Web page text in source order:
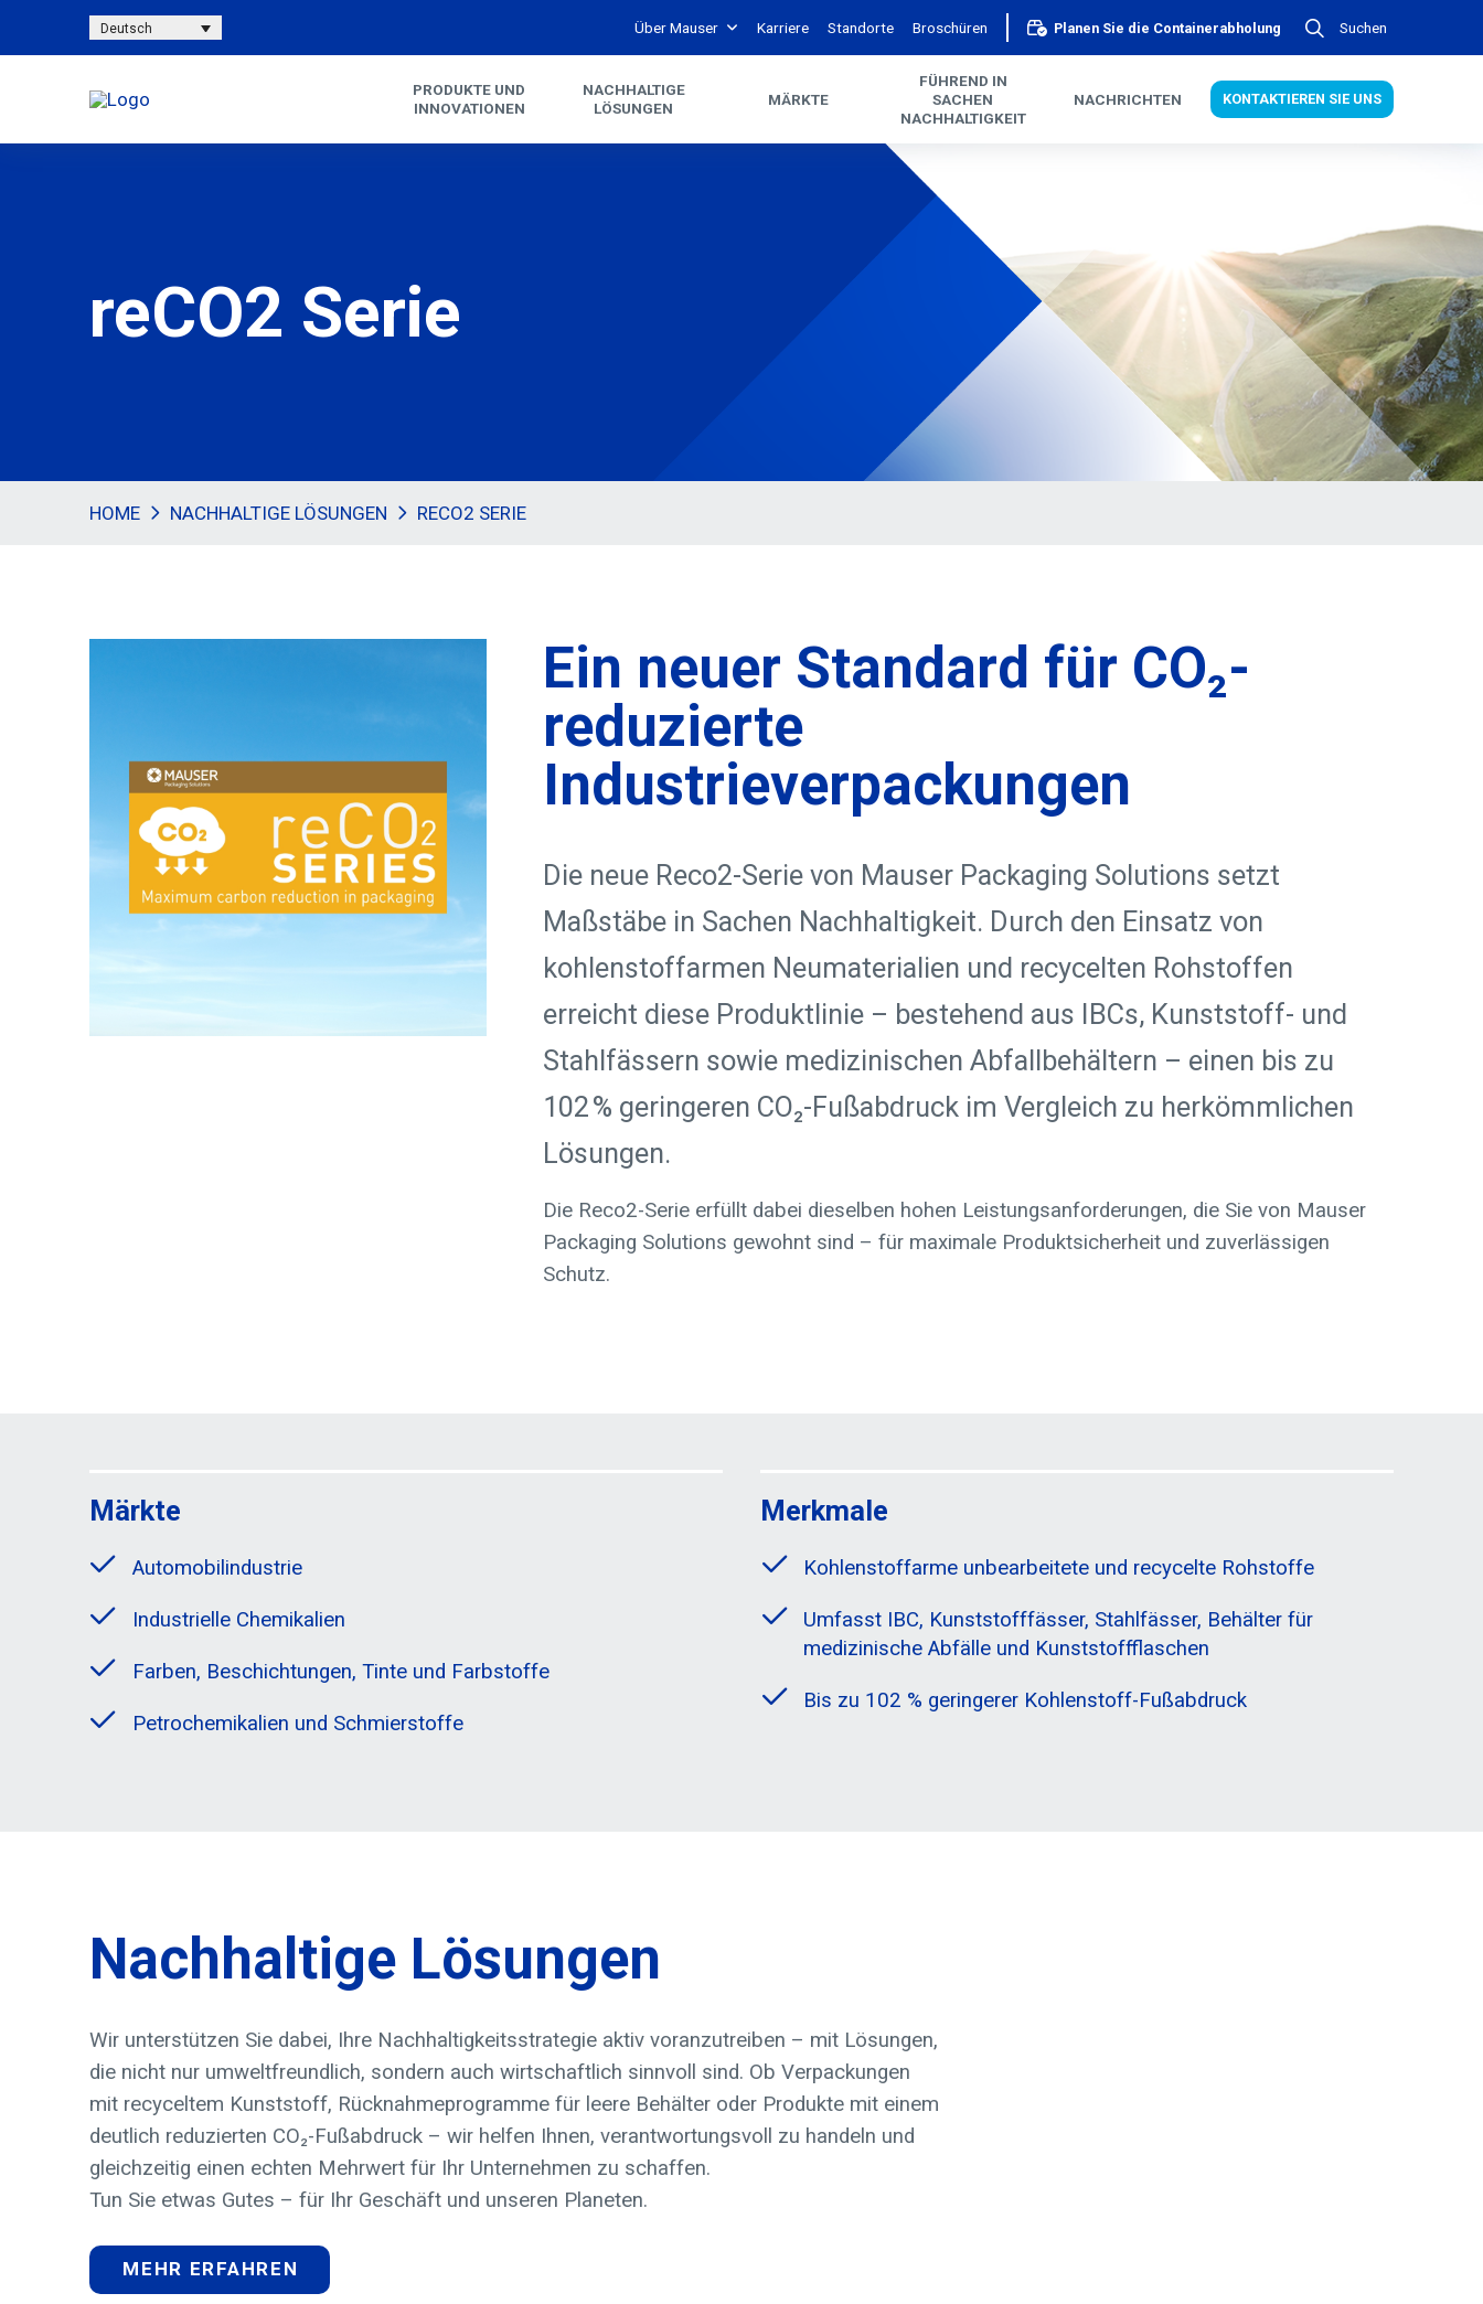
Deutsch Über Mauser Karriere Standorte Broschüren Planen Sie die Containerabholung Suchen
PRODUKTE UND
INNOVATIONEN
NACHHALTIGE
LÖSUNGEN
MÄRKTE
FÜHREND IN
SACHEN
NACHHALTIGKEIT
NACHRICHTEN KONTAKTIEREN SIE UNS
reCO2 Serie
HOME NACHHALTIGE LÖSUNGEN RECO2 SERIE
Ein neuer Standard für CO₂-
reduzierte
Industrieverpackungen
Die neue Reco2-Serie von Mauser Packaging Solutions setzt
Maßstäbe in Sachen Nachhaltigkeit. Durch den Einsatz von
kohlenstoffarmen Neumaterialien und recycelten Rohstoffen
erreicht diese Produktlinie – bestehend aus IBCs, Kunststoff- und
Stahlfässern sowie medizinischen Abfallbehältern – einen bis zu
102 % geringeren CO₂-Fußabdruck im Vergleich zu herkömmlichen
Lösungen.
Die Reco2-Serie erfüllt dabei dieselben hohen Leistungsanforderungen, die Sie von Mauser
Packaging Solutions gewohnt sind – für maximale Produktsicherheit und zuverlässigen
Schutz.
Märkte
Automobilindustrie
Industrielle Chemikalien
Farben, Beschichtungen, Tinte und Farbstoffe
Petrochemikalien und Schmierstoffe
Merkmale
Kohlenstoffarme unbearbeitete und recycelte Rohstoffe
Umfasst IBC, Kunststofffässer, Stahlfässer, Behälter für
medizinische Abfälle und Kunststoffflaschen
Bis zu 102 % geringerer Kohlenstoff-Fußabdruck
Nachhaltige Lösungen
Wir unterstützen Sie dabei, Ihre Nachhaltigkeitsstrategie aktiv voranzutreiben – mit Lösungen,
die nicht nur umweltfreundlich, sondern auch wirtschaftlich sinnvoll sind. Ob Verpackungen
mit recyceltem Kunststoff, Rücknahmeprogramme für leere Behälter oder Produkte mit einem
deutlich reduzierten CO₂-Fußabdruck – wir helfen Ihnen, verantwortungsvoll zu handeln und
gleichzeitig einen echten Mehrwert für Ihr Unternehmen zu schaffen.
Tun Sie etwas Gutes – für Ihr Geschäft und unseren Planeten.
MEHR ERFAHREN